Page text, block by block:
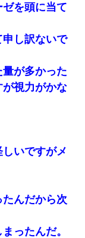
を頭に当て
し訳ないで
が多かった
が視力がかな
いですがメ
たんだから次
ったんだ。